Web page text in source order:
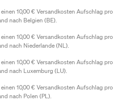
10,00 € Versandkosten Aufschlag pro
nach Belgien (BE).
10,00 € Versandkosten Aufschlag pro
nach Niederlande (NL).
10,00 € Versandkosten Aufschlag pro
nach Luxemburg (LU).
10,00 € Versandkosten Aufschlag pro
nach Polen (PL).